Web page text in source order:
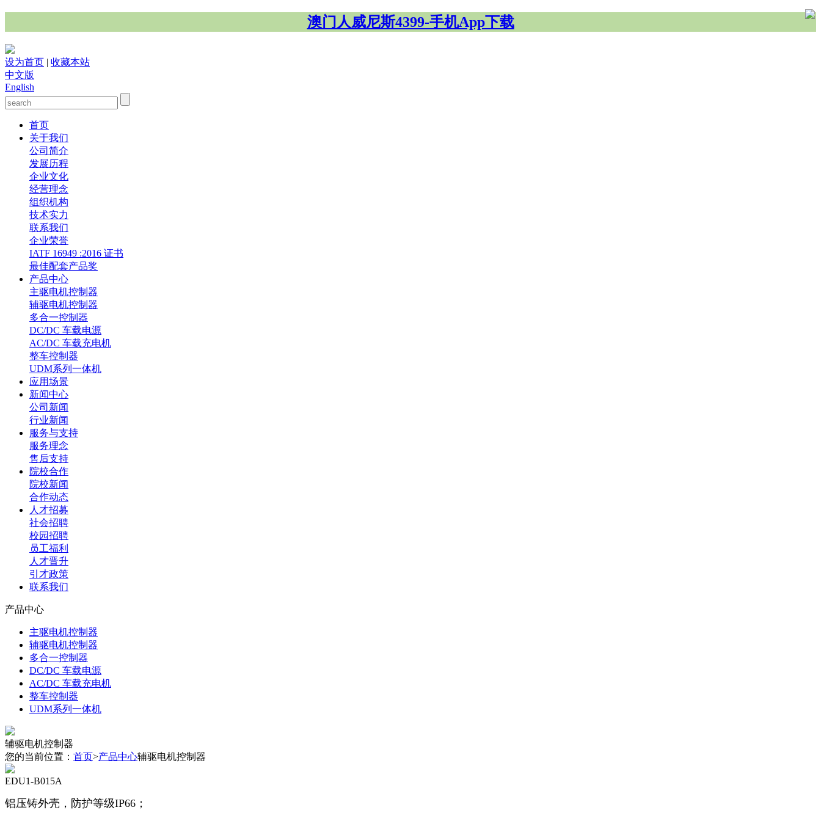
澳门人威尼斯4399-手机App下载
设为首页 | 收藏本站
中文版
English
首页
关于我们
公司简介
发展历程
企业文化
经营理念
组织机构
技术实力
联系我们
企业荣誉
IATF 16949 :2016 证书
最佳配套产品奖
产品中心
主驱电机控制器
辅驱电机控制器
多合一控制器
DC/DC 车载电源
AC/DC 车载充电机
整车控制器
UDM系列一体机
应用场景
新闻中心
公司新闻
行业新闻
服务与支持
服务理念
售后支持
院校合作
院校新闻
合作动态
人才招募
社会招聘
校园招聘
员工福利
人才晋升
引才政策
联系我们
产品中心
主驱电机控制器
辅驱电机控制器
多合一控制器
DC/DC 车载电源
AC/DC 车载充电机
整车控制器
UDM系列一体机
辅驱电机控制器
您的当前位置： 首页>产品中心辅驱电机控制器
EDU1-B015A
铝压铸外壳，防护等级IP66；